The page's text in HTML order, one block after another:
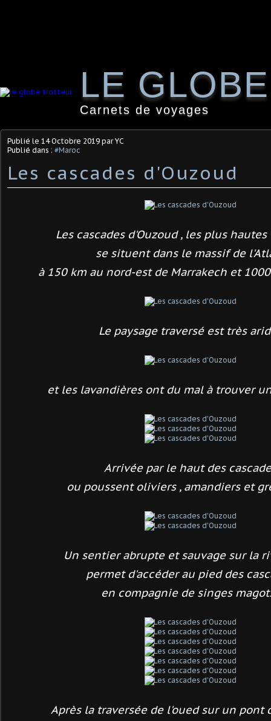
LE
Carnets de voyages
Publié le 14 Octobre 2019 par YC
Publié dans : #Maroc
Les cascades d'Ouzoud
Les cascades d'Ouzoud , les plus hautes
se situent dans le massif de
à 150 km au nord-est de Marrakech et
Le paysage traversé est très
et les lavandières ont du mal à trouver
Arrivée par le haut des
ou poussent oliviers , amandiers et
Un sentier abrupte et sauvage sur la
permet d'accéder au pied des
en compagnie de singes
Après la traversée de l'oued sur un pont